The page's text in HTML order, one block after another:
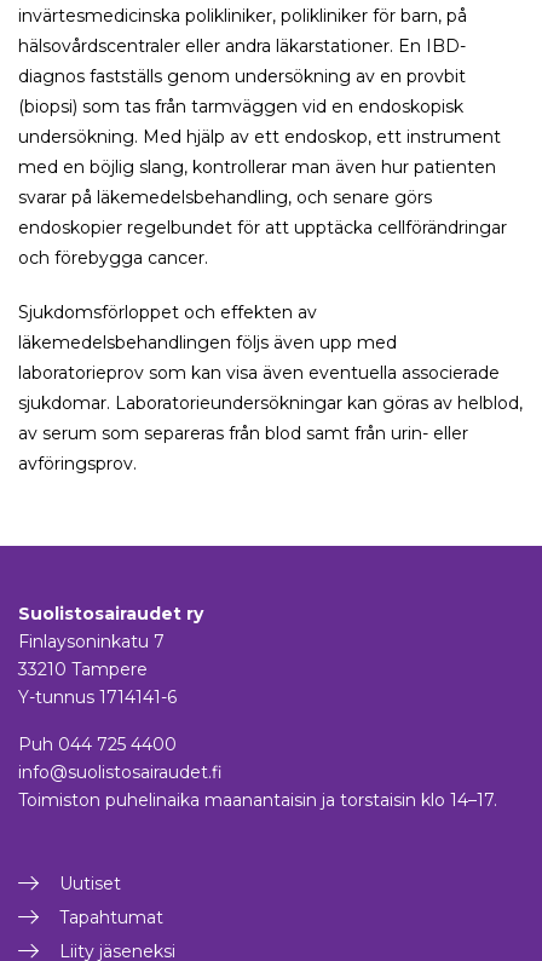
invärtesmedicinska polikliniker, polikliniker för barn, på
hälsovårdscentraler eller andra läkarstationer. En IBD-
diagnos fastställs genom undersökning av en provbit
(biopsi) som tas från tarmväggen vid en endoskopisk
undersökning. Med hjälp av ett endoskop, ett instrument
med en böjlig slang, kontrollerar man även hur patienten
svarar på läkemedelsbehandling, och senare görs
endoskopier regelbundet för att upptäcka cellförändringar
och förebygga cancer.
Sjukdomsförloppet och effekten av
läkemedelsbehandlingen följs även upp med
laboratorieprov som kan visa även eventuella associerade
sjukdomar. Laboratorieundersökningar kan göras av helblod,
av serum som separeras från blod samt från urin- eller
avföringsprov.
Suolistosairaudet ry
Finlaysoninkatu 7
33210 Tampere
Y-tunnus 1714141-6
Puh 044 725 4400
info@suolistosairaudet.fi
Toimiston puhelinaika maanantaisin ja torstaisin klo 14–17.
Uutiset
Tapahtumat
Liity jäseneksi